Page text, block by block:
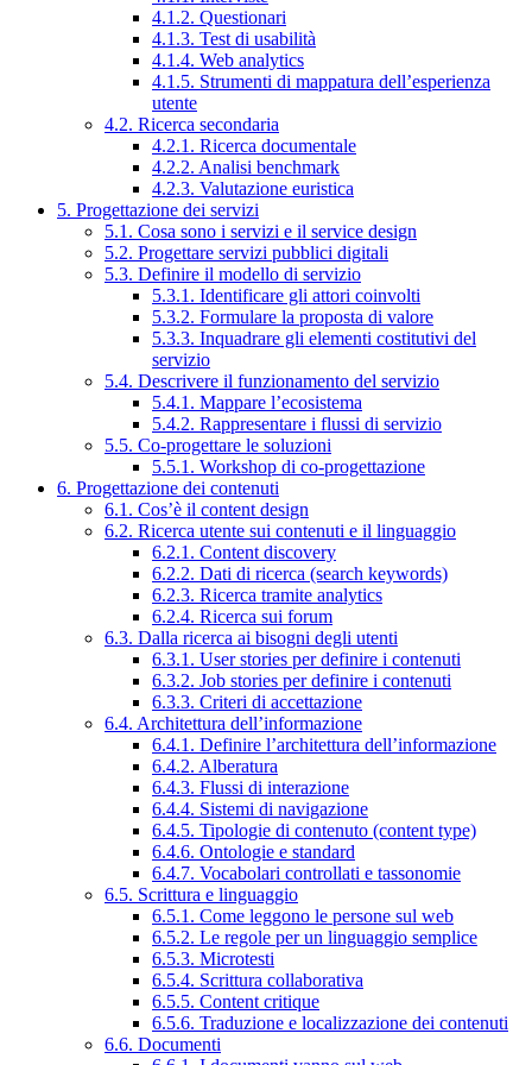
4.1.2. Questionari
4.1.3. Test di usabilità
4.1.4. Web analytics
4.1.5. Strumenti di mappatura dell’esperienza
utente
4.2. Ricerca secondaria
4.2.1. Ricerca documentale
4.2.2. Analisi benchmark
4.2.3. Valutazione euristica
5. Progettazione dei servizi
5.1. Cosa sono i servizi e il service design
5.2. Progettare servizi pubblici digitali
5.3. Definire il modello di servizio
5.3.1. Identificare gli attori coinvolti
5.3.2. Formulare la proposta di valore
5.3.3. Inquadrare gli elementi costitutivi del
servizio
5.4. Descrivere il funzionamento del servizio
5.4.1. Mappare l’ecosistema
5.4.2. Rappresentare i flussi di servizio
5.5. Co-progettare le soluzioni
5.5.1. Workshop di co-progettazione
6. Progettazione dei contenuti
6.1. Cos’è il content design
6.2. Ricerca utente sui contenuti e il linguaggio
6.2.1. Content discovery
6.2.2. Dati di ricerca (search keywords)
6.2.3. Ricerca tramite analytics
6.2.4. Ricerca sui forum
6.3. Dalla ricerca ai bisogni degli utenti
6.3.1. User stories per definire i contenuti
6.3.2. Job stories per definire i contenuti
6.3.3. Criteri di accettazione
6.4. Architettura dell’informazione
6.4.1. Definire l’architettura dell’informazione
6.4.2. Alberatura
6.4.3. Flussi di interazione
6.4.4. Sistemi di navigazione
6.4.5. Tipologie di contenuto (content type)
6.4.6. Ontologie e standard
6.4.7. Vocabolari controllati e tassonomie
6.5. Scrittura e linguaggio
6.5.1. Come leggono le persone sul web
6.5.2. Le regole per un linguaggio semplice
6.5.3. Microtesti
6.5.4. Scrittura collaborativa
6.5.5. Content critique
6.5.6. Traduzione e localizzazione dei contenuti
6.6. Documenti